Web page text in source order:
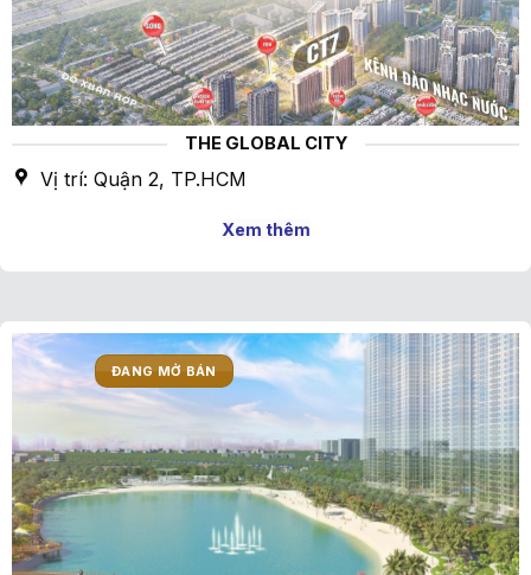
THE GLOBAL CITY
Vị trí: Quận 2, TP.HCM
Xem thêm
ĐANG MỞ BÁN